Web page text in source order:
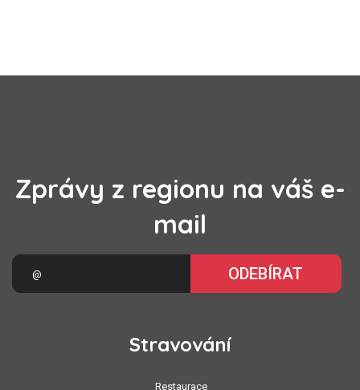
Zprávy z regionu na váš e-
mail
ODEBÍRAT
Stravování
Restaurace